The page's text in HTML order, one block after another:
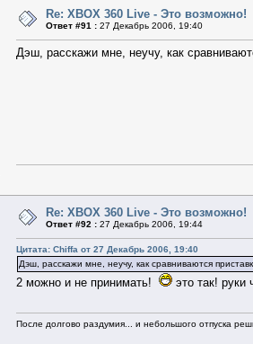
Re: XBOX 360 Live - Это возможно!
Ответ #91 : 27 Декабрь 2006, 19:40
Дэш, расскажи мне, неучу, как
Re: XBOX 360 Live - Это возможно!
Ответ #92 : 27 Декабрь 2006, 19:44
Цитата: Chiffa от 27 Декабрь 2006, 19:40
Дэш, расскажи мне, неучу, как сравниваются
2 можно и не принимать! это так!
После долгово раздумия... и небольшого отпуска